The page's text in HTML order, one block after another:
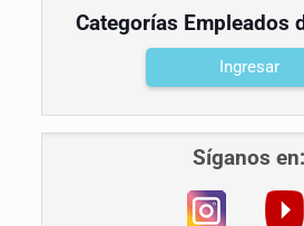
Categorías Empleados
Ingresar
Síganos en: